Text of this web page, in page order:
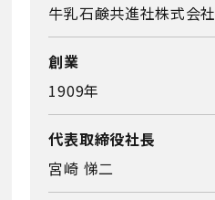
牛乳石鹸共進社株式会社
創業
1909年
代表取締役社⾧
宮崎 悌二